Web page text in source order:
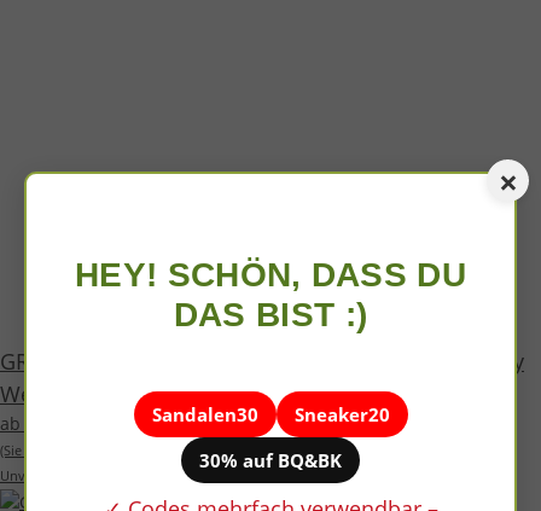
GROUNDIES® MALMÖ KIDS Halbschuhe Leder navy
Weite M+W
ab 71,99 €
(Sie sparen
Unverbindliche Preisempfehlung des Herstellers:
79,99 €
×
HEY! SCHÖN, DASS DU
DAS BIST :)
Sandalen30
Sneaker20
30% auf BQ&BK